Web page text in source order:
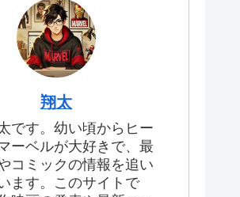
翔太
です。幼い頃からヒー
ーベルが大好きで、最
コミックの情報を追い
ます。このサイトで